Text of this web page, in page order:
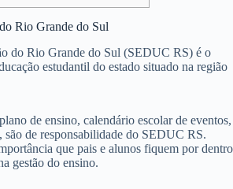
Rio Grande do Sul
do Rio Grande do Sul (SEDUC RS) é o
estudantil do estado situado na região
de ensino, calendário escolar de eventos,
são de responsabilidade do SEDUC RS.
que pais e alunos fiquem por dentro
gestão do ensino.